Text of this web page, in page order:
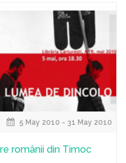
5 May 2010 - 31 May 2010
românii din Timoc